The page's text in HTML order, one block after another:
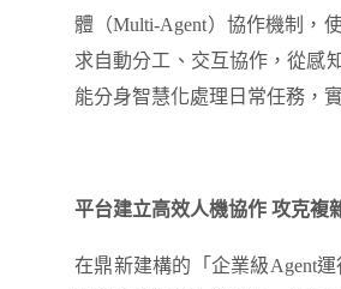
體（Multi-Agent）協作機制，
求自動分工、交互協作，從感
能分身智慧化處理日常任務，
平台建立高效人機協作 攻克複
在鼎新建構的「企業級Agent